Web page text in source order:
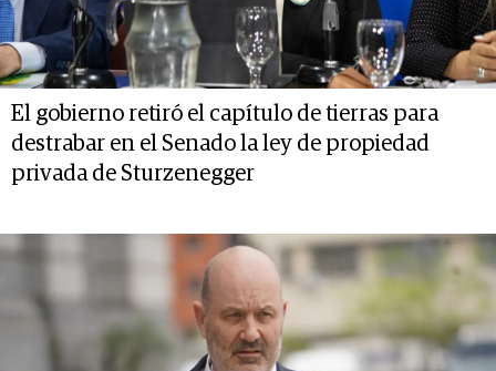
El gobierno retiró el capítulo de tierras para
destrabar en el Senado la ley de propiedad
privada de Sturzenegger